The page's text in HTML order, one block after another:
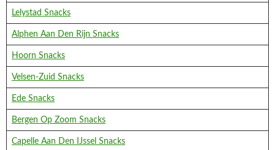
Lelystad Snacks
Alphen Aan Den Rijn Snacks
Hoorn Snacks
Velsen-Zuid Snacks
Ede Snacks
Bergen Op Zoom Snacks
Capelle Aan Den IJssel Snacks